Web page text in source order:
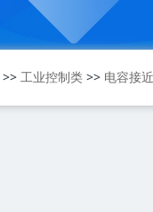
>> 工业控制类 >> 电容接